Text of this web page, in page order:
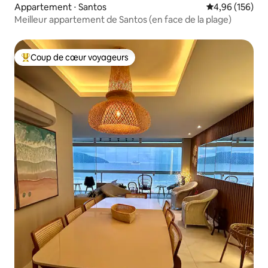
Appartement ⋅ Santos Évaluation
4,96 (156)
Meilleur appartement de Santos (en face de la plage)
Coups de cœur voyageurs les plus appréciés
Coup de cœur voyageurs